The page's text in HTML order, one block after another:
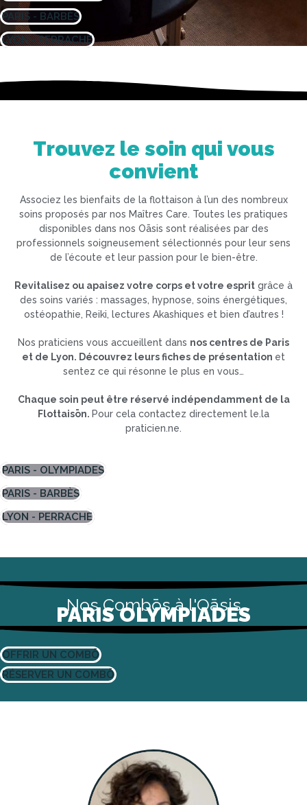
PARIS - BARBÈS
LYON - PERRACHE
Trouvez le soin qui vous
convient
Associez les bienfaits de la flottaison à l’un des nombreux
soins proposés par nos Maîtres Care. Toutes les pratiques
disponibles dans nos Oāsis sont réalisées par des
professionnels soigneusement sélectionnés pour leur sens
de l’écoute et leur passion pour le bien-être.
Revitalisez ou apaisez votre corps et votre esprit grâce à
des soins variés : massages, hypnose, soins énergétiques,
ostéopathie, Reiki, lectures Akashiques et bien d’autres !
Nos praticiens vous accueillent dans nos centres de Paris
et de Lyon. Découvrez leurs fiches de présentation et
sentez ce qui résonne le plus en vous…
Chaque soin peut être réservé indépendamment de la
Flottaisōn. Pour cela contactez directement le.la
praticien.ne.
PARIS - OLYMPIADES
PARIS - BARBÈS
LYON - PERRACHE
Nos Combōs à l'Oāsis
PARIS OLYMPIADES
OFFRIR UN COMBŌ
RÉSERVER UN COMBŌ